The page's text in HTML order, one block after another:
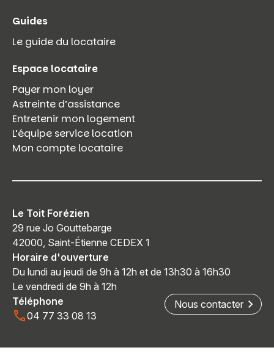
Guides
Le guide du locataire
Espace locataire
Payer mon loyer
Astreinte d’assistance
Entretenir mon logement
L’équipe service location
Mon compte locataire
Le Toit Forézien
29 rue Jo Gouttebarge
42000, Saint-Étienne CEDEX 1
Horaire d'ouverture
Du lundi au jeudi de 9h à 12h et de 13h30 à 16h30
Le vendredi de 9h à 12h
Téléphone
04 77 33 08 13
Nous contacter